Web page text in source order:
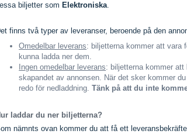
biljetter som Elektroniska.
finns två typer av leveranser, beroende på den
Omedelbar leverans: biljetterna kommer att vara
kunna ladda ner dem.
Ingen omedelbar leverans: biljetterna kommer att
skapandet av annonsen. När det sker kommer
redo för nedladdning.Tänk på att du inte
laddar du ner biljetterna?
nämnts ovan kommer du att få ett